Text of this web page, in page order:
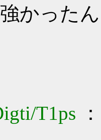
かった
T1ps